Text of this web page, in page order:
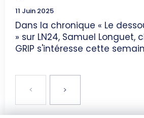
11 Juin 2025
Dans la chronique « Le
» sur LN24, Samuel Longuet,
GRIP s'intéresse cette